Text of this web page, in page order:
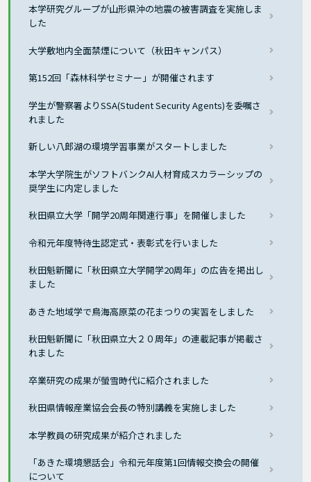
本学研究グループが山形県沖の地震の被害調査を実施しま
した
大学敷地内全面禁煙について（秋田キャンパス）
第152回「森林科学セミナー」が開催されます
学生が警察署よりSSA(Student Security Agents)を委嘱さ
れました
新しい八郎湖の環境学習事業がスタートしました
本学大学院生がソフトバンクAI人材育成スカラーシップの
奨学生に内定しました
秋田県立大学「開学20周年関連行事」を開催しました
令和元年度特待生認定式・表彰式を行いました
秋田魁新聞に「秋田県立大学開学20周年」の広告を掲出し
ました
あきた地域学で鳥海高原菜の花まつりの実習をしました
秋田魁新聞に「秋田県立大２０周年」の連載記事が掲載さ
れました
卒業研究の成果が螢雪時代に紹介されました
秋田県情報産業協会会長の特別講義を実施しました
本学教員の研究成果が紹介されました
「あきた環境懇話会」令和元年度第1回情報交換会の開催
について